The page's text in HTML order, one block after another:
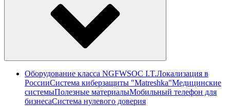
Оборудование класса NGFWSOC I.T.Локализация в
РоссииСистема киберзащиты "Matreshka"Медицинские
системыПолезные материалыМобильный телефон для
бизнесаСистема нулевого доверия